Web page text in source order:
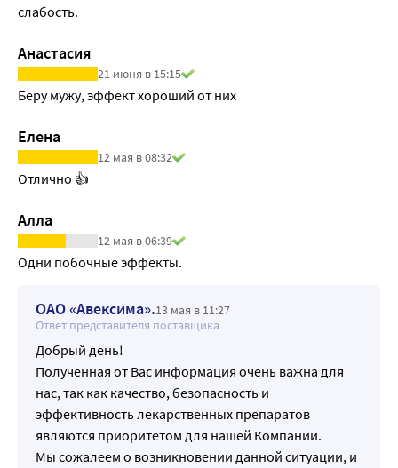
слабость.
Анастасия
21 июня в 15:15
Беру мужу, эффект хороший от них
Елена
12 мая в 08:32
Отлично 👍
Алла
12 мая в 06:39
Одни побочные эффекты.
ОАО «Авексима».13 мая в 11:27
Ответ представителя поставщика
Добрый день!
Полученная от Вас информация очень важна для
нас, так как качество, безопасность и
эффективность лекарственных препаратов
являются приоритетом для нашей Компании.
Мы сожалеем о возникновении данной ситуации, и